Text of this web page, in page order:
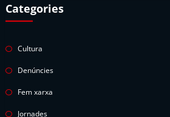
Categories
Cultura
Denúncies
Fem xarxa
Jornades